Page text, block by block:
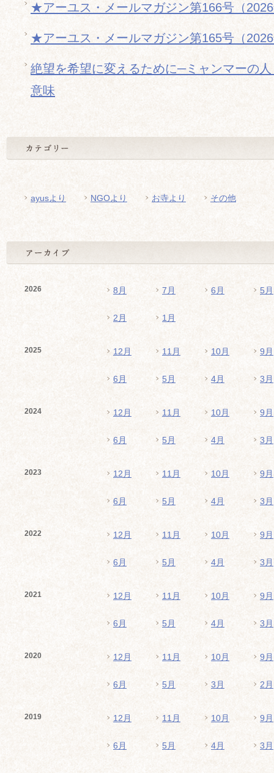
★アーユス・メールマガジン第166号（
★アーユス・メールマガジン第165号（
絶望を希望に変えるために─ミャンマーの
意味
ayusより NGOより お寺より その他
2026 8月 7月 6月 5月
2月 1月
2025 12月 11月 10月 9月
6月 5月 4月 3月
2024 12月 11月 10月 9月
6月 5月 4月 3月
2023 12月 11月 10月 9月
6月 5月 4月 3月
2022 12月 11月 10月 9月
6月 5月 4月 3月
2021 12月 11月 10月 9月
6月 5月 4月 3月
2020 12月 11月 10月 9月
6月 5月 3月 2月
2019 12月 11月 10月 9月
6月 5月 4月 3月